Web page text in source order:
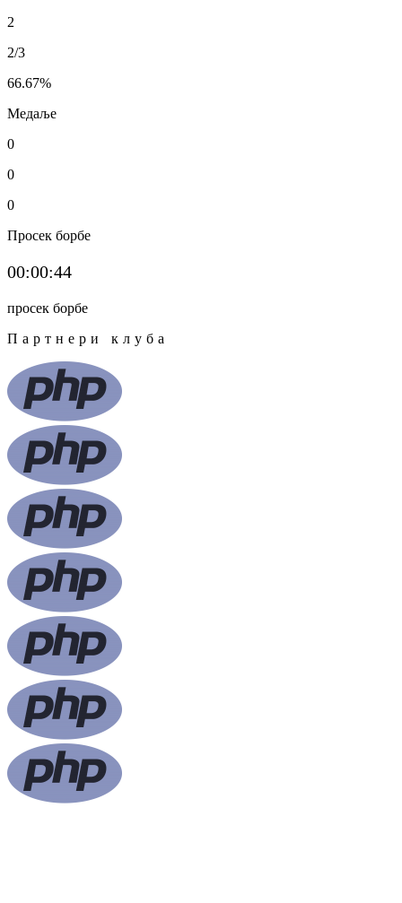
2
2/3
66.67%
Медаље
0
0
0
Просек борбе
00:00:44
просек борбе
Партнери клуба